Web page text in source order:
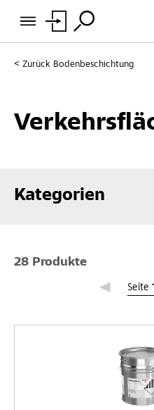
Zurück Bodenbeschichtung
Kategorien
28 Produkte
Seite
Seite